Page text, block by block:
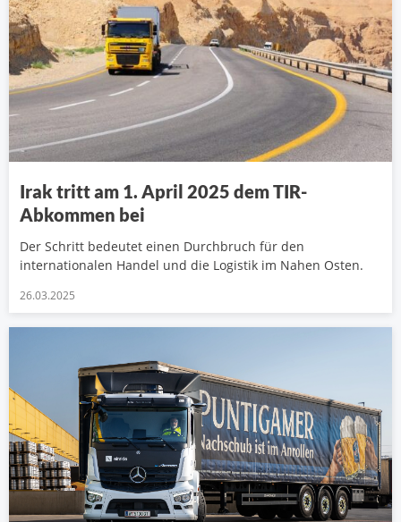
Irak tritt am 1. April 2025 dem TIR-
Abkommen bei
Der Schritt bedeutet einen Durchbruch für den
internationalen Handel und die Logistik im Nahen Osten.
26.03.2025